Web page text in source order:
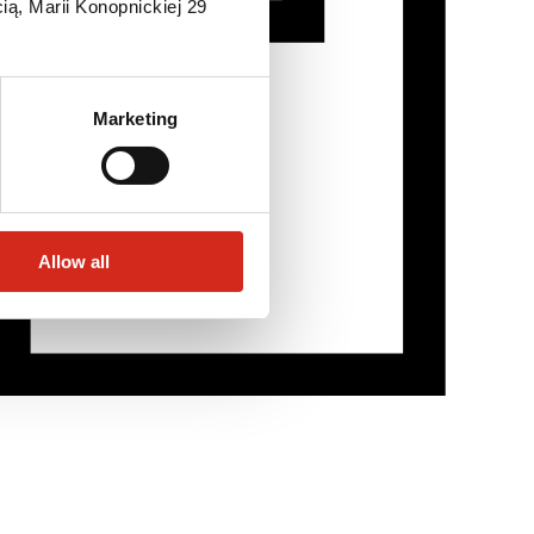
Marii Konopnickiej 29
Marketing
Allow all